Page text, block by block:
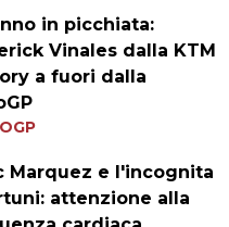
in picchiata:
Vinales dalla KTM
a fuori dalla
Marquez e l'incognita
attenzione alla